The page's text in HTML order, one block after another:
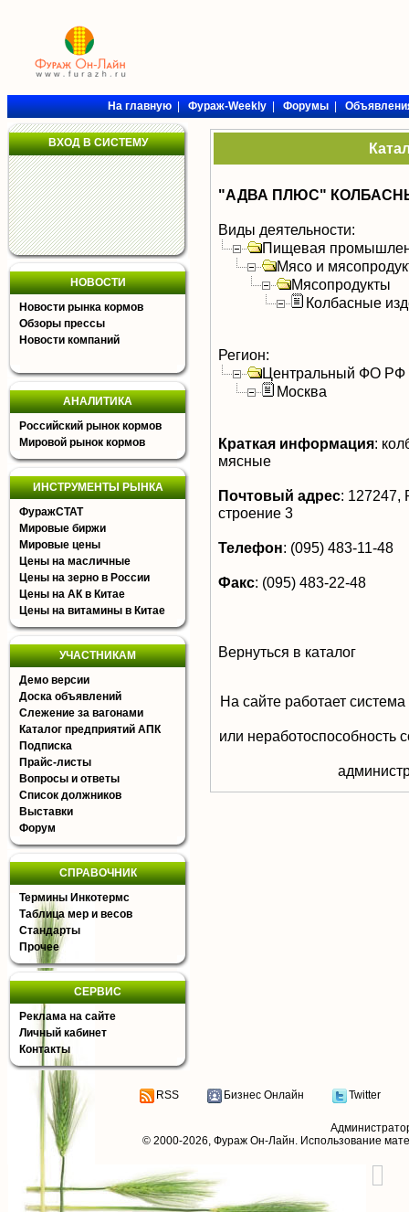
На главную|Фураж-Weekly|Форумы|
ВХОД В СИСТЕМУ
НОВОСТИ
Новости рынка кормов
Обзоры прессы
Новости компаний
АНАЛИТИКА
Российский рынок кормов
Мировой рынок кормов
ИНСТРУМЕНТЫ РЫНКА
ФуражСТАТ
Мировые биржи
Мировые цены
Цены на масличные
Цены на зерно в России
Цены на АК в Китае
Цены на витамины в Китае
УЧАСТНИКАМ
Демо версии
Доска объявлений
Слежение за вагонами
Каталог предприятий АПК
Подписка
Прайс-листы
Вопросы и ответы
Список должников
Выставки
Форум
СПРАВОЧНИК
Термины Инкотермс
Таблица мер и весов
Стандарты
Прочее
СЕРВИС
Реклама на сайте
Личный кабинет
Контакты
"АДВА ПЛЮС"
Виды деятельности:
Пищевая
Мясо и
Мясопродукты
Колбасные
Регион:
Центральный ФО РФ
Москва
Краткая информация:
мясные
Почтовый адрес: 127247,
строение 3
Телефон: (095) 483-11-48
Факс: (095) 483-22-48
Вернуться в каталог
На сайте работает
или неработоспособность
RSS Бизнес Онлайн Twitter
© 2000-2026, Фураж Он-Лайн. Использование